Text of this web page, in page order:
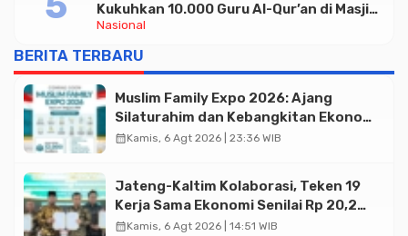
Nasional
Kukuhkan 10.000 Guru Al-Qur’an di Masjid
Istiqlal
BERITA TERBARU
Muslim Family Expo 2026: Ajang
Silaturahim dan Kebangkitan Ekonomi
Halal di Jakarta
calendar_monthKamis, 6 Agt 2026 | 23:36 WIB
Jateng-Kaltim Kolaborasi, Teken 19
Kerja Sama Ekonomi Senilai Rp 20,2
Triliun
calendar_monthKamis, 6 Agt 2026 | 14:51 WIB